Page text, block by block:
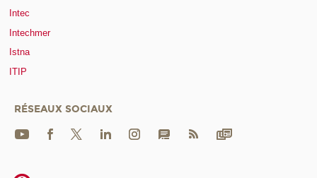
Intec
Intechmer
Istna
ITIP
RÉSEAUX SOCIAUX